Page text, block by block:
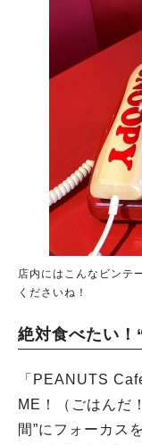
店内にはこんなビンテ
くださいね！
絶対食べたい！
「PEANUTS
ME！（ごはんだ
間”にフォーカス